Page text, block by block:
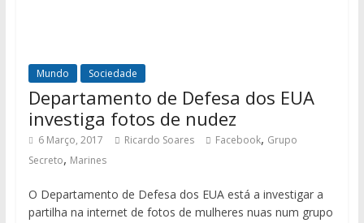
Mundo Sociedade
Departamento de Defesa dos EUA
investiga fotos de nudez
6 Março, 2017 Ricardo Soares Facebook, Grupo
Secreto, Marines
O Departamento de Defesa dos EUA está a investigar a
partilha na internet de fotos de mulheres nuas num grupo